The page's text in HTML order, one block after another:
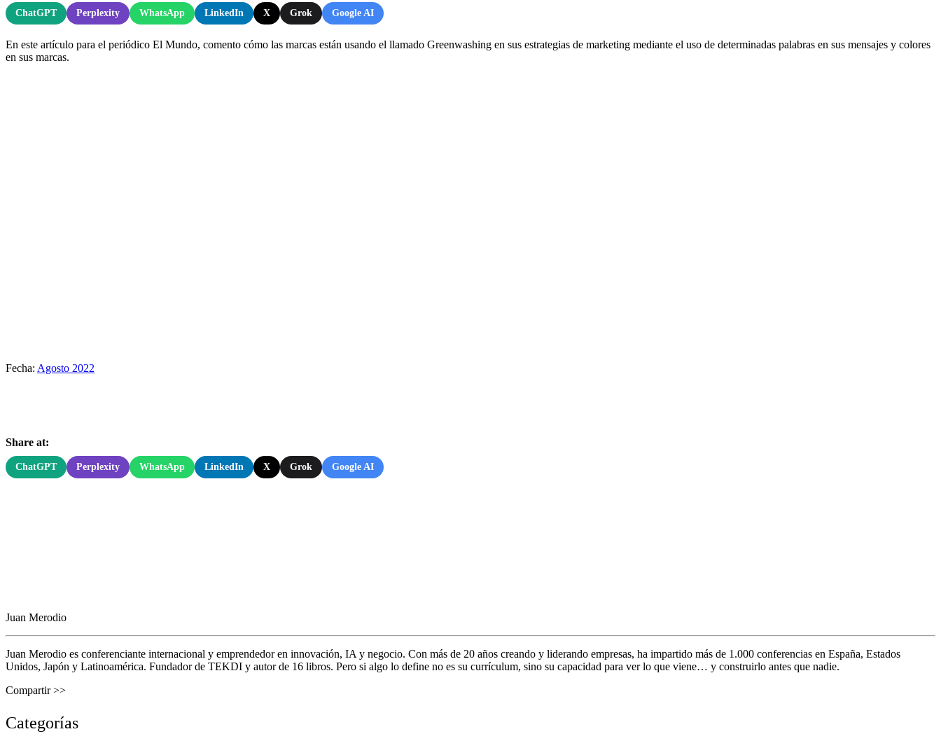
ChatGPT Perplexity WhatsApp LinkedIn X Grok Google AI
En este artículo para el periódico El Mundo, comento cómo las marcas están usando el llamado Greenwashing en sus estrategias de marketing mediante el uso de determinadas palabras en sus mensajes y colores
en sus marcas.
Fecha: Agosto 2022
Share at:
ChatGPT Perplexity WhatsApp LinkedIn X Grok Google AI
Juan Merodio
Juan Merodio es conferenciante internacional y emprendedor en innovación, IA y negocio. Con más de 20 años creando y liderando empresas, ha impartido más de 1.000 conferencias en España, Estados
Unidos, Japón y Latinoamérica. Fundador de TEKDI y autor de 16 libros. Pero si algo lo define no es su currículum, sino su capacidad para ver lo que viene… y construirlo antes que nadie.
Compartir >>
Categorías